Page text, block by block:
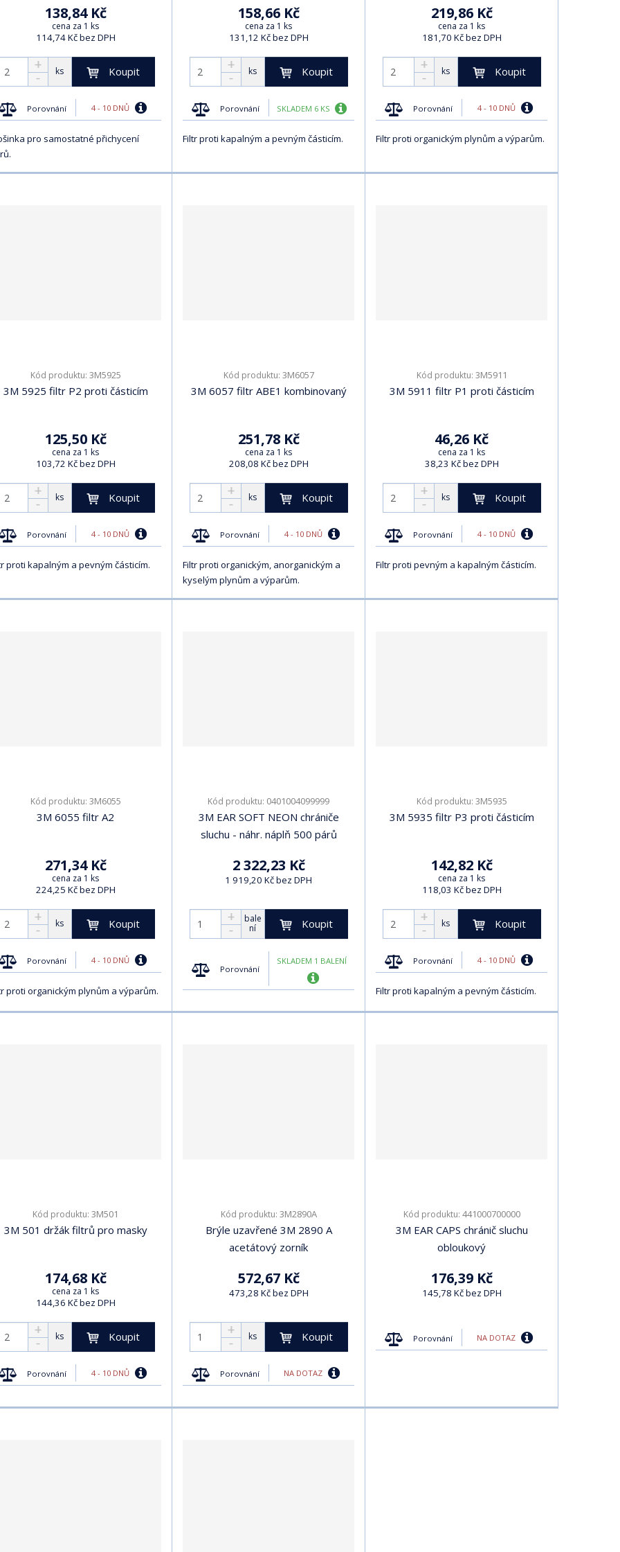
138,84 Kč
cena za 1 ks
114,74 Kč bez DPH
ks Koupit
Porovnání 4 - 10 DNŮ
pro samostatné přichycení
158,66 Kč
cena za 1 ks
131,12 Kč bez DPH
ks Koupit
Porovnání SKLADEM 6 KS
Filtr proti kapalným a pevným částicím.
219,86 Kč
cena za 1 ks
181,70 Kč bez DPH
ks Koupit
Porovnání 4 - 10 DNŮ
Filtr proti organickým plynům a výparům.
Kód produktu: 3M5925
3M 5925 filtr P2 proti částicím
125,50 Kč
cena za 1 ks
103,72 Kč bez DPH
ks Koupit
Porovnání 4 - 10 DNŮ
proti kapalným a pevným částicím.
Kód produktu: 3M6057
3M 6057 filtr ABE1 kombinovaný
251,78 Kč
cena za 1 ks
208,08 Kč bez DPH
ks Koupit
Porovnání 4 - 10 DNŮ
Filtr proti organickým, anorganickým a
kyselým plynům a výparům.
Kód produktu: 3M5911
3M 5911 filtr P1 proti částicím
46,26 Kč
cena za 1 ks
38,23 Kč bez DPH
ks Koupit
Porovnání 4 - 10 DNŮ
Filtr proti pevným a kapalným částicím.
Kód produktu: 3M6055
3M 6055 filtr A2
271,34 Kč
cena za 1 ks
224,25 Kč bez DPH
ks Koupit
Porovnání 4 - 10 DNŮ
proti organickým plynům a výparům.
Kód produktu: 0401004099999
3M EAR SOFT NEON chrániče
sluchu - náhr. náplň 500 párů
2 322,23 Kč
1 919,20 Kč bez DPH
bale
ní
Koupit
Porovnání
SKLADEM 1 BALENÍ
Kód produktu: 3M5935
3M 5935 filtr P3 proti částicím
142,82 Kč
cena za 1 ks
118,03 Kč bez DPH
ks Koupit
Porovnání 4 - 10 DNŮ
Filtr proti kapalným a pevným částicím.
Kód produktu: 3M501
3M 501 držák filtrů pro masky
174,68 Kč
cena za 1 ks
144,36 Kč bez DPH
ks Koupit
Porovnání 4 - 10 DNŮ
Kód produktu: 3M2890A
Brýle uzavřené 3M 2890 A
acetátový zorník
572,67 Kč
473,28 Kč bez DPH
ks Koupit
Porovnání NA DOTAZ
Kód produktu: 441000700000
3M EAR CAPS chránič sluchu
obloukový
176,39 Kč
145,78 Kč bez DPH
Porovnání NA DOTAZ